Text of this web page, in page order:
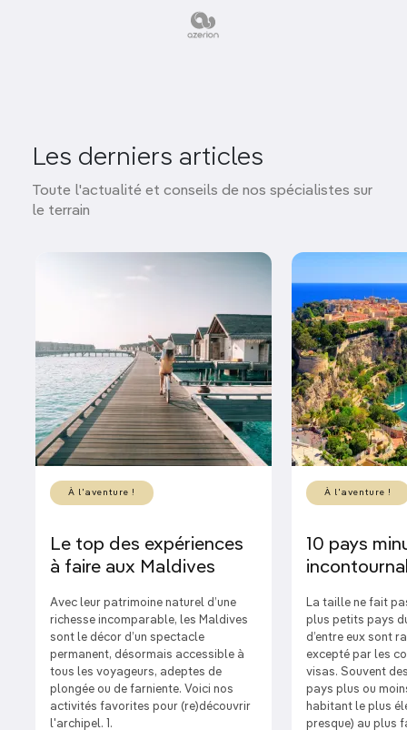
Les derniers articles
Toute l'actualité et conseils de nos spécialistes sur
le terrain
À l'aventure !
Le top des expériences
à faire aux Maldives
Avec leur patrimoine naturel d’une
richesse incomparable, les Maldives
sont le décor d’un spectacle
permanent, désormais accessible à
tous les voyageurs, adeptes de
plongée ou de farniente. Voici nos
activités favorites pour (re)découvrir
l'archipel. 1.
À l'aventure !
10 pays
La taille ne fait
plus petits pays
d’entre eux sont
excepté par les
visas. Souvent
pays plus ou
habitant le plus
presque) au plus